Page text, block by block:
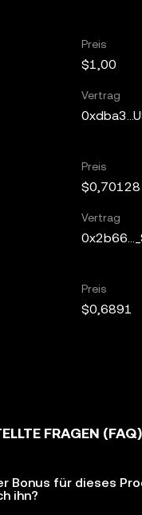
Preis
$1,00
Vertrag
Preis
$0,70128
Vertrag
Preis
$0,6891
FRAGEN (FAQ)
Bonus für dieses
ihn?